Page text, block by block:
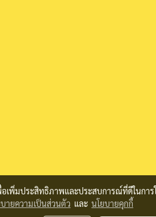
อเพิ่มประสิทธิภาพและประสบการณ์ที่ดีในกา
ายความเป็นส่วนตัว และ นโยบายคุกกี้